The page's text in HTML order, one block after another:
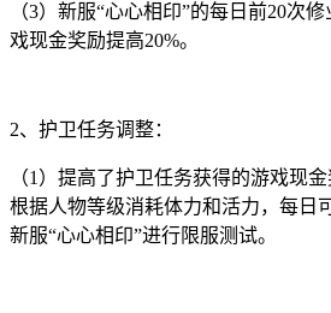
（3）新服“心心相印”的每日前20次
戏现金奖励提高20%。
2、护卫任务调整：
（1）提高了护卫任务获得的游戏现
根据人物等级消耗体力和活力，每日
新服“心心相印”进行限服测试。